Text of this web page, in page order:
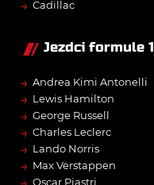
→ Cadillac
Jezdci formule 1
→ Andrea Kimi Antonelli
→ Lewis Hamilton
→ George Russell
→ Charles Leclerc
→ Lando Norris
→ Max Verstappen
Oscar Piastri